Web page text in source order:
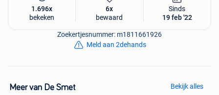
1.696x
bekeken
6x
bewaard
Sinds
19 feb '22
Zoekertjesnummer: m1811661926
Meld aan 2dehands
Meer van De Smet Bekijk alles